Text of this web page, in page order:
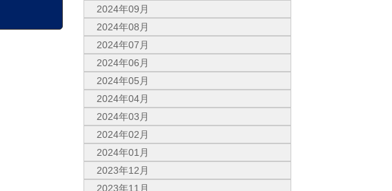
2024年09月
2024年08月
2024年07月
2024年06月
2024年05月
2024年04月
2024年03月
2024年02月
2024年01月
2023年12月
2023年11月